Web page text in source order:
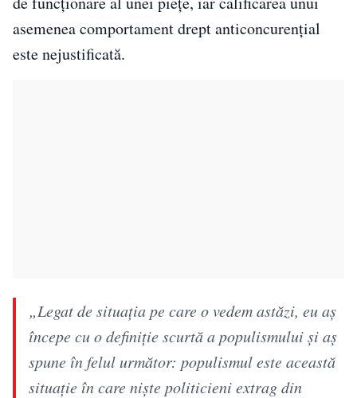
asemenea comportament drept anticoncurenţial
este nejustificată.
„Legat de situaţia pe care o vedem astăzi, eu aş
începe cu o definiţie scurtă a populismului şi aş
spune în felul următor: populismul este această
situaţie în care nişte politicieni extrag din